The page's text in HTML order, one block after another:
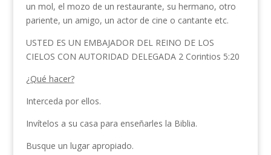
un mol, el mozo de un restaurante, su hermano, otro
pariente, un amigo, un actor de cine o cantante etc.
USTED ES UN EMBAJADOR DEL REINO DE LOS
CIELOS CON AUTORIDAD DELEGADA 2 Corintios 5:20
¿Qué hacer?
Interceda por ellos.
Invítelos a su casa para enseñarles la Biblia.
Busque un lugar apropiado.